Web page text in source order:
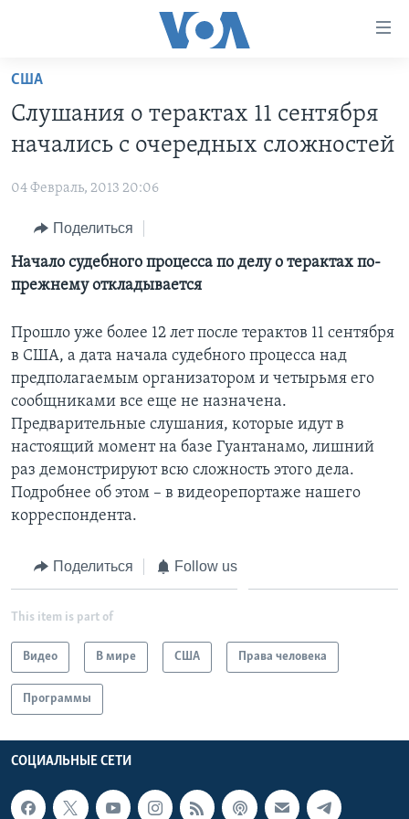
Перейти
основной
контент
навигации
Перейти
ПРОГРАММЫ
НОВОСТИ ЗА МИНУТУ
ИТОГИ
ПОЧЕМУ ЭТО ВАЖНО?
ДИСКУССИЯ VOA
ДЕТАЛИ
НЬЮ-ЙОРК NEW YORK
АМЕРИКА. БОЛЬШОЕ ПУТЕШЕСТВИЕ
УЧИМ АНГЛИЙСКИЙ
НАША АМЕРИКАНСКАЯ ИСТОРИЯ
А КАК В АМЕРИКЕ?
АРТЕФАКТЫ
АМЕРИКАНСКИЕ ГОРОДКИ
ТЕСТЫ
ЭКСПЕРТИЗА
ИНТЕРВЬЮ
ФАКТЫ ПРОТИВ ФЕЙКОВ
ЗА СВОБОДУ ПРЕССЫ
УЧИМ АНГЛИЙСКИЙ
ВИДЕО
ПОДПИСКА НА НОВОСТИ
Learning English
СОЦИАЛЬНЫЕ СЕТИ
Языки
США
Слушания о терактах 11 сентября
начались с очередных сложностей
04 Февраль, 2013 20:06
Поделиться
Начало судебного процесса по делу о терактах по-
прежнему откладывается
Прошло уже более 12 лет после терактов 11 сентября
в США, а дата начала судебного процесса над
предполагаемым организатором и четырьмя его
сообщниками все еще не назначена.
Предварительные слушания, которые идут в
настоящий момент на базе Гуантанамо, лишний
раз демонстрируют всю сложность этого дела.
Подробнее об этом – в видеорепортаже нашего
корреспондента.
Поделиться Follow us
This item is part of
Видео В мире США Права человека
Программы
СОЦИАЛЬНЫЕ СЕТИ